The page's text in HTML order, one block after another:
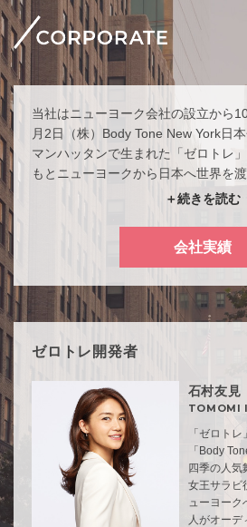
当社はニューヨーク会社の設立から
月2日（株）Body Tone New York日
マンハッタンで生まれた「ゼロトレ
もとニューヨークから日本へ世界を
「心と体の健康」ツールとして役立
ゼロトレーニングのゼロには「本来
う意味が込められています。一人で
軽く自由な体をとりもどし、仕事も
日々を送られるようにサポートでき
スタッフ一同、皆様の心と体の健康
代表取締役 石村友見
＋続きを読む
会社実績
ゼロトレ開発者
石村友見
TOMOMI
「ゼロト
「Body
四季の人気
女王サラビ
ューヨーク
人がオーデ